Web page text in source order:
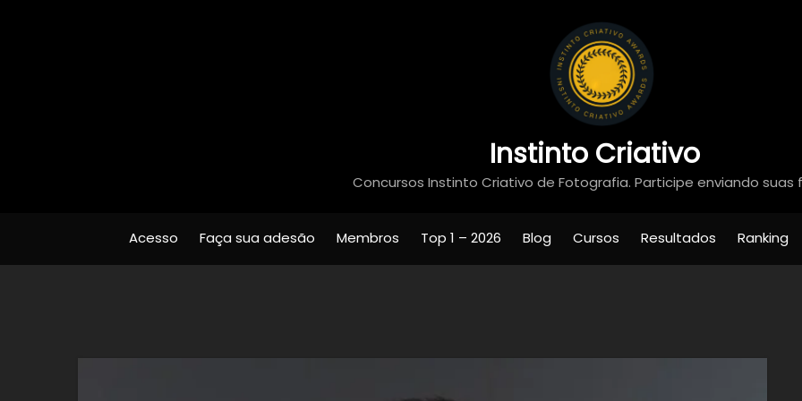
Instinto Criativo
Concursos Instinto Criativo de Fotografia. Participe enviando suas
Acesso Faça sua adesão Membros Top 1 – 2026 Blog Cursos Resultados Ranking